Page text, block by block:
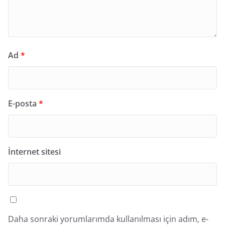
Ad *
E-posta *
İnternet sitesi
Daha sonraki yorumlarımda kullanılması için adım, e-